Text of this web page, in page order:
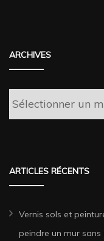
ARCHIVES
Archives
ARTICLES RÉCENTS
Vernis sols et
peindre un mur